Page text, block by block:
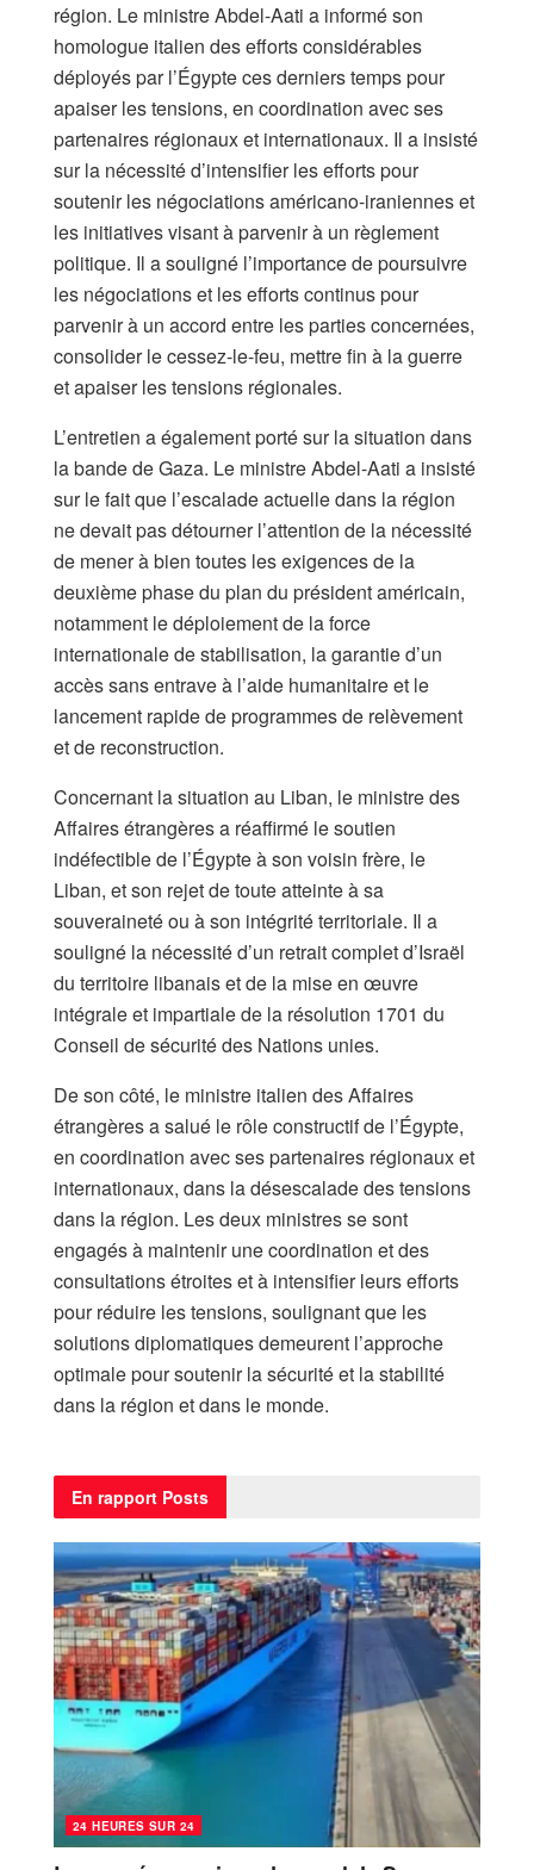
région. Le ministre Abdel-Aati a informé son
homologue italien des efforts considérables
déployés par l’Égypte ces derniers temps pour
apaiser les tensions, en coordination avec ses
partenaires régionaux et internationaux. Il a insisté
sur la nécessité d’intensifier les efforts pour
soutenir les négociations américano-iraniennes et
les initiatives visant à parvenir à un règlement
politique. Il a souligné l’importance de poursuivre
les négociations et les efforts continus pour
parvenir à un accord entre les parties concernées,
consolider le cessez-le-feu, mettre fin à la guerre
et apaiser les tensions régionales.
L’entretien a également porté sur la situation dans
la bande de Gaza. Le ministre Abdel-Aati a insisté
sur le fait que l’escalade actuelle dans la région
ne devait pas détourner l’attention de la nécessité
de mener à bien toutes les exigences de la
deuxième phase du plan du président américain,
notamment le déploiement de la force
internationale de stabilisation, la garantie d’un
accès sans entrave à l’aide humanitaire et le
lancement rapide de programmes de relèvement
et de reconstruction.
Concernant la situation au Liban, le ministre des
Affaires étrangères a réaffirmé le soutien
indéfectible de l’Égypte à son voisin frère, le
Liban, et son rejet de toute atteinte à sa
souveraineté ou à son intégrité territoriale. Il a
souligné la nécessité d’un retrait complet d’Israël
du territoire libanais et de la mise en œuvre
intégrale et impartiale de la résolution 1701 du
Conseil de sécurité des Nations unies.
De son côté, le ministre italien des Affaires
étrangères a salué le rôle constructif de l’Égypte,
en coordination avec ses partenaires régionaux et
internationaux, dans la désescalade des tensions
dans la région. Les deux ministres se sont
engagés à maintenir une coordination et des
consultations étroites et à intensifier leurs efforts
pour réduire les tensions, soulignant que les
solutions diplomatiques demeurent l’approche
optimale pour soutenir la sécurité et la stabilité
dans la région et dans le monde.
En rapport Posts
24 HEURES SUR 24